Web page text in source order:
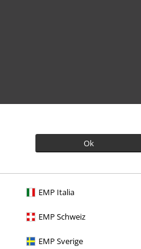
Ok
EMP Italia
EMP Schweiz
EMP Sverige